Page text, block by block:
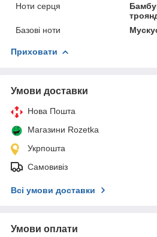
Ноти серця
Базові ноти
Приховати
Умови доставки
Нова Пошта
Магазини Rozetka
Укрпошта
Самовивіз
Всі умови доставки
Умови оплати